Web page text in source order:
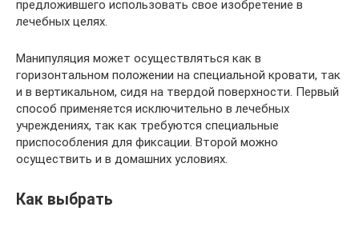
предложившего использовать свое изобретение в
лечебных целях.
Манипуляция может осуществляться как в
горизонтальном положении на специальной кровати, так
и в вертикальном, сидя на твердой поверхности. Первый
способ применяется исключительно в лечебных
учреждениях, так как требуются специальные
приспособления для фиксации. Второй можно
осуществить и в домашних условиях.
Как выбрать